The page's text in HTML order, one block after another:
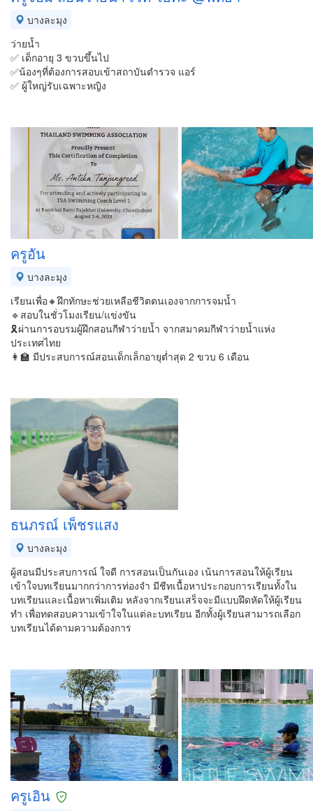
บางละมุง
ว่ายน้ำ
✅ เด็กอายุ 3 ขวบขึ้นไป
✅น้องๆที่ต้องการสอบเข้าสถาบันตำรวจ แอร์
✅ ผู้ใหญ่รับเฉพาะหญิง
ครูอัน
บางละมุง
เรียนเพื่อ🔸️ฝึกทักษะช่วยเหลือชีวิตตนเองจากการจมน้ำ
🔹️สอบในชั่วโมงเรียน/แข่งขัน
🎗ผ่านการอบรมผู้ฝึกสอนกีฬาว่ายน้ำ จากสมาคมกีฬาว่ายน้ำแห่ง
ประเทศไทย
👩‍🏫 มีประสบการณ์สอนเด็กเล็กอายุต่ำสุด 2 ขวบ 6 เดือน
ธนภรณ์ เพ็ชรแสง
บางละมุง
ผู้สอนมีประสบการณ์ ใจดี การสอนเป็นกันเอง เน้นการสอนให้ผู้เรียน
เข้าใจบทเรียนมากกว่าการท่องจำ มีชีทเนื้อหาประกอบการเรียนทั้งใน
บทเรียนและเนื้อหาเพิ่มเติม หลังจากเรียนเสร็จจะมีแบบฝึดหัดให้ผู้เรียน
ทำ เพื่อทดสอบความเข้าใจในแต่ละบทเรียน อีกทั้งผู้เรียนสามารถเลือก
บทเรียนได้ตามความต้องการ
ครูเอิน